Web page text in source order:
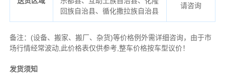
回族自治县、循化撒拉族自治县
请咨询
备注： (设备、搬家、搬厂、杂货)等价格例外需详细咨询，由于市
场行情经常波动,此价格表仅供参考,整车价格按车型议价！
发货须知